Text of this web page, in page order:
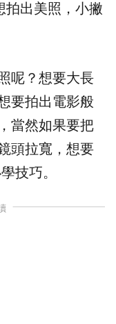
拍出美照，小撇
呢？想要大長
要拍出電影般
當然如果要把
頭拉寬，想要
技巧。